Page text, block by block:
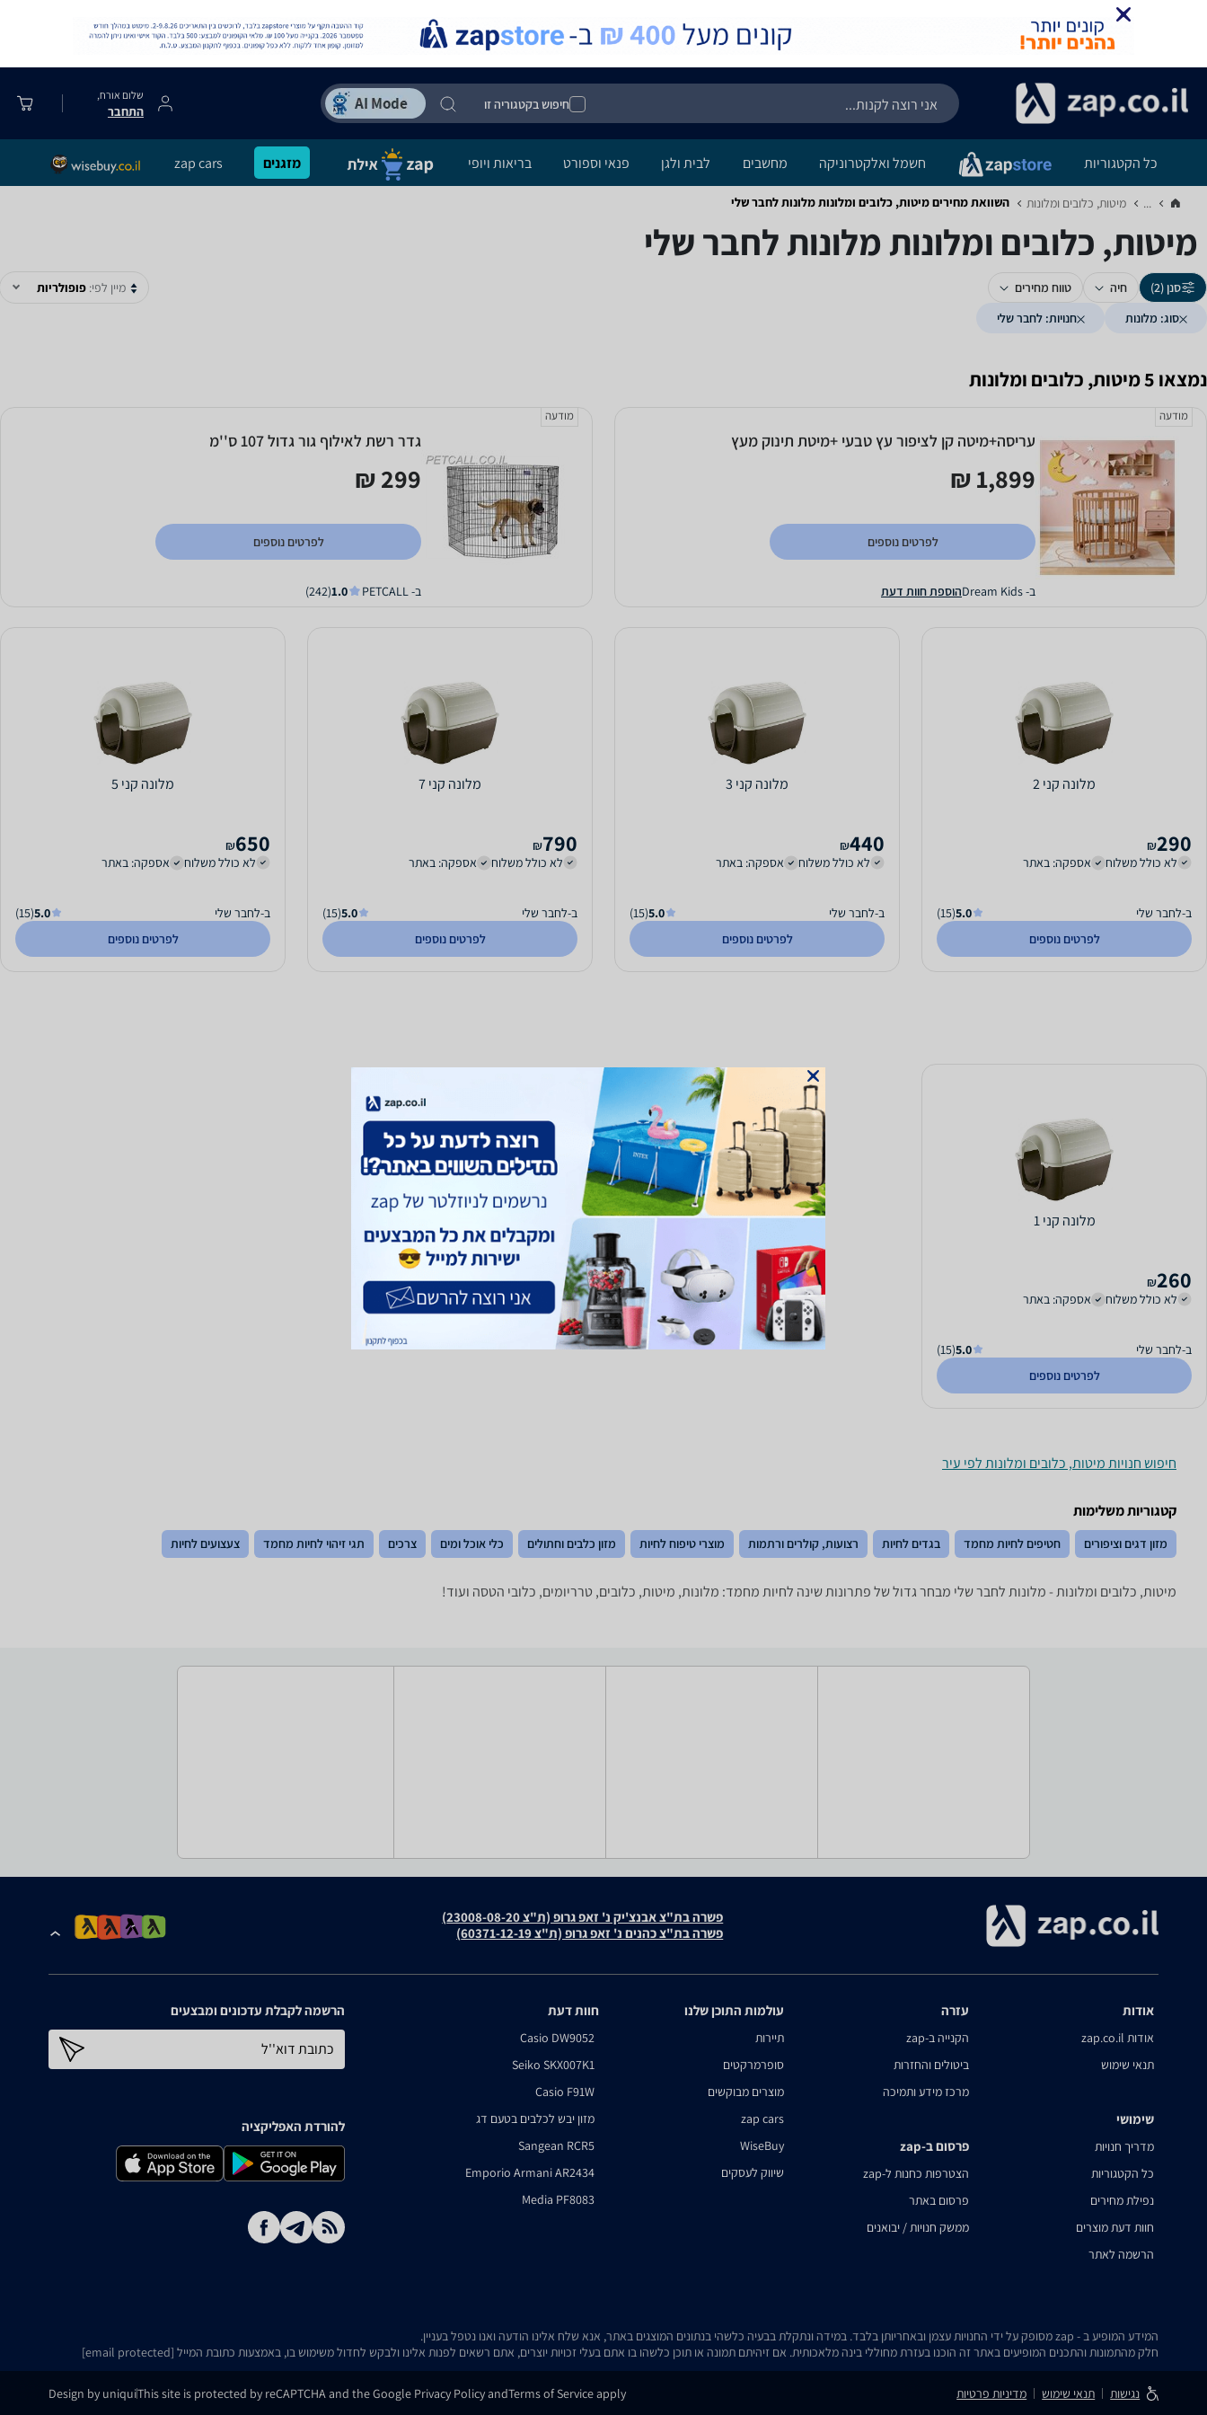
חיפוש בקטגוריה זו
שלום אורח,
התחבר
כל הקטגוריות חשמל ואלקטרוניקה מחשבים לבית ולגן פנאי וספורט בריאות ויופי מזגנים zap cars
... מיטות, כלובים ומלונות‏ השוואת מחירים מיטות, כלובים ומלונות ‏מלונות ‏לחבר שלי
מיטות, כלובים ומלונות ‏מלונות ‏לחבר שלי
סנן (2) חיה
טווח מחירים
סוג: מלונות
חנויות: לחבר שלי
מיין לפי: פופולריות
נמצאו 5 מיטות, כלובים ומלונות
מודעה
עריסה+מיטה קן לציפור עץ טבעי +מיטת תינוק מעץ
1,899 ₪
לפרטים נוספים
ב- Dream Kids הוספת חוות דעת
מודעה
גדר רשת לאילוף גור גדול 107 ס''מ
299 ₪
לפרטים נוספים
ב- PETCALL 1.0
(242)
מלונה קני 2
290
₪
לא כולל משלוח
אספקה: באתר
ב-לחבר שלי 5.0
(15)
לפרטים נוספים
מלונה קני 3
440
₪
לא כולל משלוח
אספקה: באתר
ב-לחבר שלי 5.0
(15)
לפרטים נוספים
מלונה קני 7
790
₪
לא כולל משלוח
אספקה: באתר
ב-לחבר שלי 5.0
(15)
לפרטים נוספים
מלונה קני 5
650
₪
לא כולל משלוח
אספקה: באתר
ב-לחבר שלי 5.0
(15)
לפרטים נוספים
מלונה קני 1
260
₪
לא כולל משלוח
אספקה: באתר
ב-לחבר שלי 5.0
(15)
לפרטים נוספים
חיפוש חנויות מיטות, כלובים ומלונות לפי עיר
קטגוריות משלימות
מזון דגים וציפורים חטיפים לחיות מחמד בגדים לחיות רצועות, קולרים ורתמות מוצרי טיפוח לחיות מזון כלבים וחתולים כלי אוכל ומים צרכים תגי זיהוי לחיות מחמד צעצועים לחיות
מיטות, כלובים ומלונות - ‏מלונות ‏לחבר שלי מבחר גדול של פתרונות שינה לחיות מחמד: מלונות, מיטות, כלובים, טרריומים, כלובי הטסה ועוד!
פשרה בת"צ אבנצ'יק נ' זאפ גרופ (ת"צ 23008-08-20)
פשרה בת"צ כהנים נ' זאפ גרופ (ת"צ 60371-12-19)
אודות
אודות zap.co.il
תנאי שימוש
שימושי
מדריך חנויות
כל הקטגוריות
נפילת מחירים
חוות דעת מוצרים
הרשמה לאתר
עזרה
הקנייה ב-zap
ביטולים והחזרות
מרכז מידע ותמיכה
פרסום ב-zap
הצטרפות כחנות ל-zap
פרסום באתר
ממשק חנויות / יבואנים
עולמות התוכן שלנו
תיירות
סופרמרקטים
מוצרים מבוקשים
zap cars
WiseBuy
שיווק לעסקים
חוות דעת
Casio DW9052
Seiko SKX007K1
Casio F91W
מזון יבש לכלבים בטעם דג
Sangean RCR5
Emporio Armani AR2434
Media PF8083
הרשמה לקבלת עדכונים ומבצעים
כתובת דוא''ל
להורדת האפליקציה
המידע המופיע ב - zap מסופק על ידי החנויות עצמן ובאחריותן בלבד. במידה ונתקלת בבעיה כלשהי בנתונים המוצגים באתר, אנא שלח אלינו הודעה ואנו נטפל בעניין.
חלק מהתמונות והתכנים המופיעים באתר זה הוכנו בעזרת מחוללי בינה מלאכותית. אם זיהיתם תמונה או תוכן כלשהו בו אתם בעלי זכויות יוצרים, אתם רשאים לפנות אלינו ולבקש לחדול משימוש בו, באמצעות כתובת המייל [email protected]
נגישות תנאי שימוש מדיניות פרטיות This site is protected by reCAPTCHA and the Google Privacy PolicyandTerms of Serviceapply
Design by uniqui